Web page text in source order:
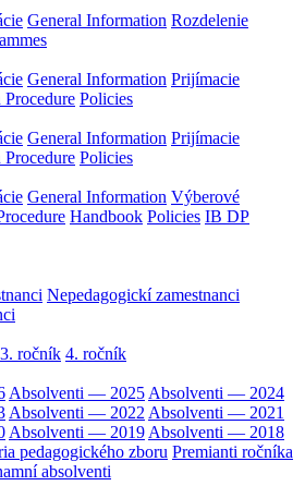
General Information Rozdelenie
General Information Prijímacie
Policies
General Information Prijímacie
Policies
General Information Výberové
Handbook Policies IB DP
Nepedagogickí zamestnanci
3. ročník 4. ročník
Absolventi — 2025 Absolventi — 2024
Absolventi — 2022 Absolventi — 2021
Absolventi — 2019 Absolventi — 2018
pedagogického zboru Premianti ročníka
absolventi